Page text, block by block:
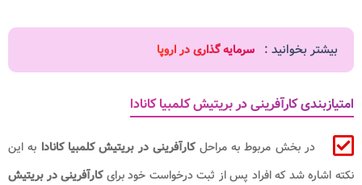
بیشتر بخوانید : سرمایه گذاری در اروپا
امتیازبندی کارآفرینی در بریتیش کلمبیا کانادا
در بخش مربوط به مراحلکارآفرینی در بریتیش کلمبیا کانادا به این
نکته اشاره شد که افراد پس از ثبت درخواست خود برایکارآفرینی در بریتیش